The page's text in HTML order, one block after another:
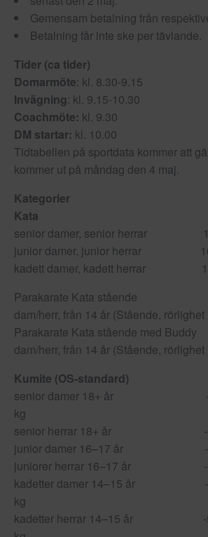
Gemensam betalning från
Betalning får inte ske per tävlande.
Tider (ca tider)
Domarmöte: kl. 8.30-9.15
Invägning: kl. 9.15-10.30
Coachmöte: kl. 9.30
DM startar: kl. 10.00
Tidtabellen på sportdata kommer att
kommer ut på måndag den 4 maj.
Kategorier
Kata
senior damer, senior herrar
junior damer, junior herrar
kadett damer, kadett herrar
Parakarate Kata stående
dam/herr, från 14 år (Stående,
Parakarate Kata stående med
dam/herr, från 14 år (Stående,
Kumite (OS-standard)
senior damer 18+ år -55, -
kg
senior herrar 18+ år -67, -
junior damer 16–17 år -53,
juniorer herrar 16–17 år -61,
kadetter damer 14–15 år -47
kg
kadetter herrar 14–15 år